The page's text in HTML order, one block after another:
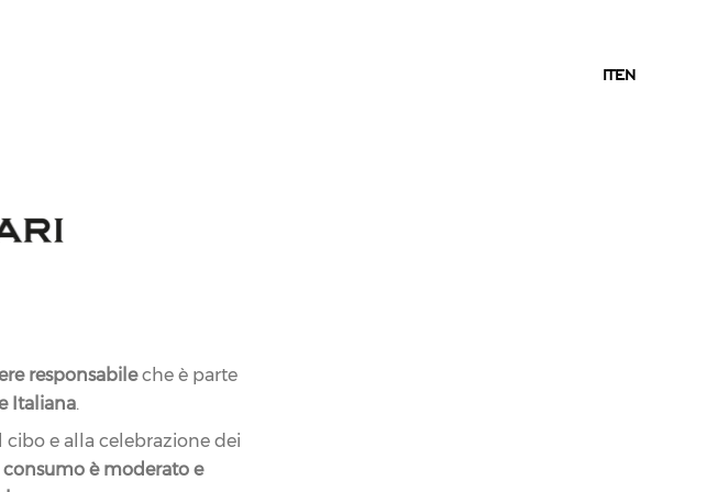
ITEN
responsabileche è parte
Italiana.
e alla celebrazione dei
consumo è moderato e